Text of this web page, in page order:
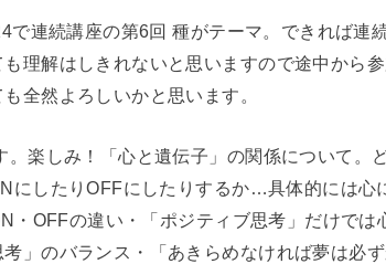
で連続講座の第6回 種がテーマ。できれば連
理解はしきれないと思いますので途中から
全然よろしいかと思います。
。楽しみ！「心と遺伝子」の関係について。
にしたりOFFにしたりするか…具体的には心
・OFFの違い・「ポジティブ思考」だけでは
」のバランス・「あきらめなければ夢は必